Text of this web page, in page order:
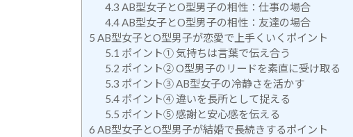
4.3 AB型女子とO型男子の相性：仕事の場合
4.4AB型女子とO型男子の相性：友達の場合
5 AB型女子とO型男子が恋愛で上手くいくポイント
5.1 ポイント① 気持ちは言葉で伝え合う
5.2 ポイント② O型男子のリードを素直に受け取る
5.3 ポイント③ AB型女子の冷静さを活かす
5.4ポイント④ 違いを長所として捉える
5.5 ポイント⑤ 感謝と安心感を伝える
6 AB型女子とO型男子が結婚で長続きするポイント